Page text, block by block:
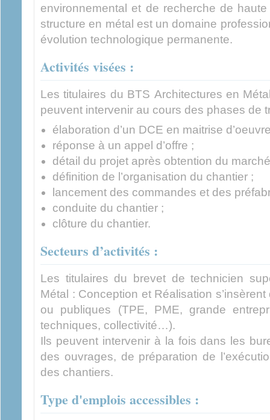
environnemental et de recherche de
structure en métal est un domaine
évolution technologique permanente.
Activités visées :
Les titulaires du BTS Architectures en
peuvent intervenir au cours des phases de
élaboration d’un DCE en maitrise
réponse à un appel d’offre ;
détail du projet après obtention du
définition de l’organisation du chantier ;
lancement des commandes et des
conduite du chantier ;
clôture du chantier.
Secteurs d’activités :
Les titulaires du brevet de technicien
Métal : Conception et Réalisation
ou publiques (TPE, PME, grande
techniques, collectivité…).
Ils peuvent intervenir à la fois dans les
des ouvrages, de préparation de
des chantiers.
Type d'emplois accessibles :